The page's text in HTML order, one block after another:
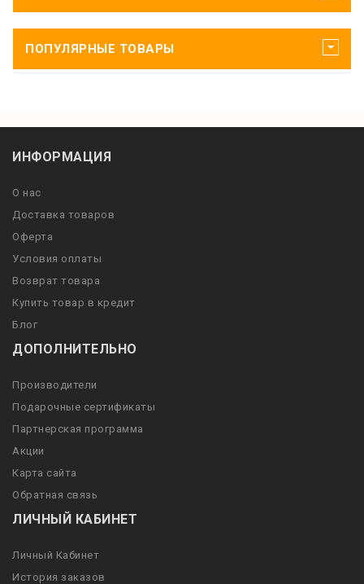
ПОПУЛЯРНЫЕ ТОВАРЫ
ИНФОРМАЦИЯ
О нас
Доставка товаров
Оферта
Условия оплаты
Возврат товара
Купить товар в кредит
Блог
ДОПОЛНИТЕЛЬНО
Производители
Подарочные сертификаты
Партнерская программа
Акции
Карта сайта
Обратная связь
ЛИЧНЫЙ КАБИНЕТ
Личный Кабинет
История заказов